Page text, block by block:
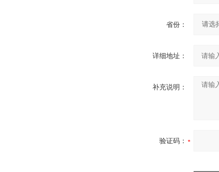
省份：
详细地址：
补充说明：
验证码：